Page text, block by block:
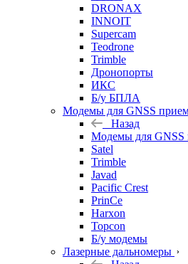
DRONAX
INNOIT
Supercam
Teodrone
Trimble
Дронопорты
ИКС
Б/у БПЛА
Модемы для GNSS
Назад
Модемы для GNSS
Satel
Trimble
Javad
Pacific Crest
PrinCe
Harxon
Topcon
Б/у модемы
Лазерные дальномеры